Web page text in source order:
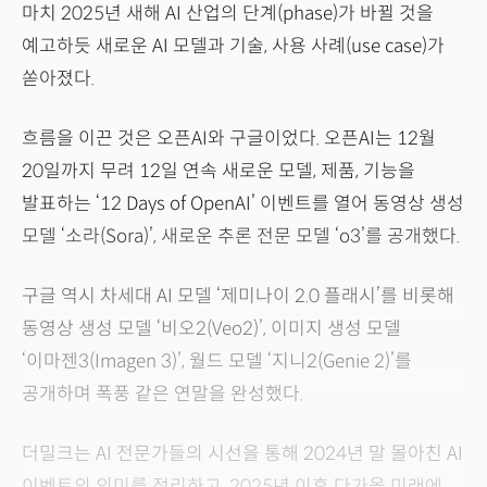
마치 2025년 새해 AI 산업의 단계(phase)가 바뀔 것을
예고하듯 새로운 AI 모델과 기술, 사용 사례(use case)가
쏟아졌다.
흐름을 이끈 것은 오픈AI와 구글이었다. 오픈AI는 12월
20일까지 무려 12일 연속 새로운 모델, 제품, 기능을
발표하는 ‘12 Days of OpenAI’ 이벤트를 열어 동영상 생성
모델 ‘소라(Sora)’, 새로운 추론 전문 모델 ‘o3’를 공개했다.
구글 역시 차세대 AI 모델 ‘제미나이 2.0 플래시’를 비롯해
동영상 생성 모델 ‘비오2(Veo2)’, 이미지 생성 모델
‘이마젠3(Imagen 3)’, 월드 모델 ‘지니2(Genie 2)’를
공개하며 폭풍 같은 연말을 완성했다.
더밀크는 AI 전문가들의 시선을 통해 2024년 말 몰아친 AI